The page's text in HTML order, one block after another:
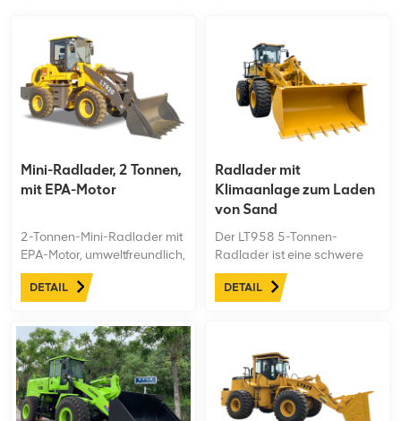
Mini-Radlader, 2 Tonnen,
mit EPA-Motor
2-Tonnen-Mini-Radlader mit
EPA-Motor, umweltfreundlich,
erfüllt die EPA-
Emissionsstandards und hat
Anwendungsspektrum
DETAIL
Radlader mit
Klimaanlage zum Laden
von Sand
Der LT958 5-Tonnen-
Radlader ist eine schwere
Erdbewegungsmaschine,
die für maximale
überragende Stabilität auf
jeder Baustelle, während ein
leistungsstarker 147 kN
Losbrechkraft bewältigt die
DETAIL